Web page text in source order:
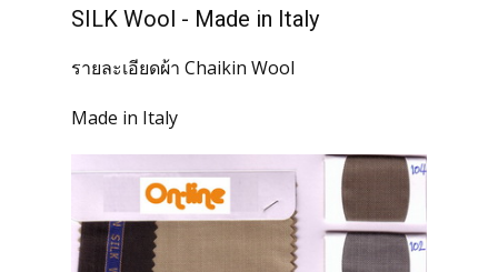
SILK Wool - Made in Italy
รายละเอียดผ้า Chaikin Wool
Made in Italy